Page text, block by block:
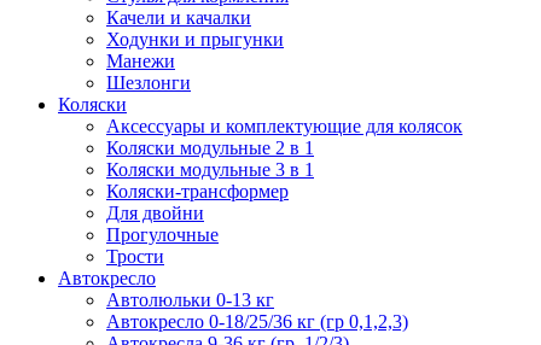
Качели и качалки
Ходунки и прыгунки
Манежи
Шезлонги
Коляски
Аксессуары и комплектующие для колясок
Коляски модульные 2 в 1
Коляски модульные 3 в 1
Коляски-трансформер
Для двойни
Прогулочные
Трости
Автокресло
Автолюльки 0-13 кг
Автокресло 0-18/25/36 кг (гр 0,1,2,3)